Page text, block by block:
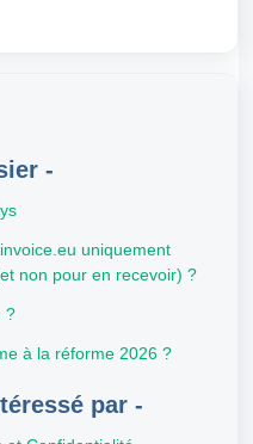
-
uniquement
non pour en recevoir) ?
?
à la réforme 2026 ?
par -